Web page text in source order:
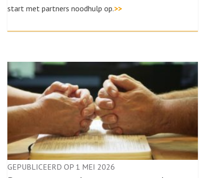
start met partners noodhulp op.>>
GEPUBLICEERD OP 1 MEI 2026